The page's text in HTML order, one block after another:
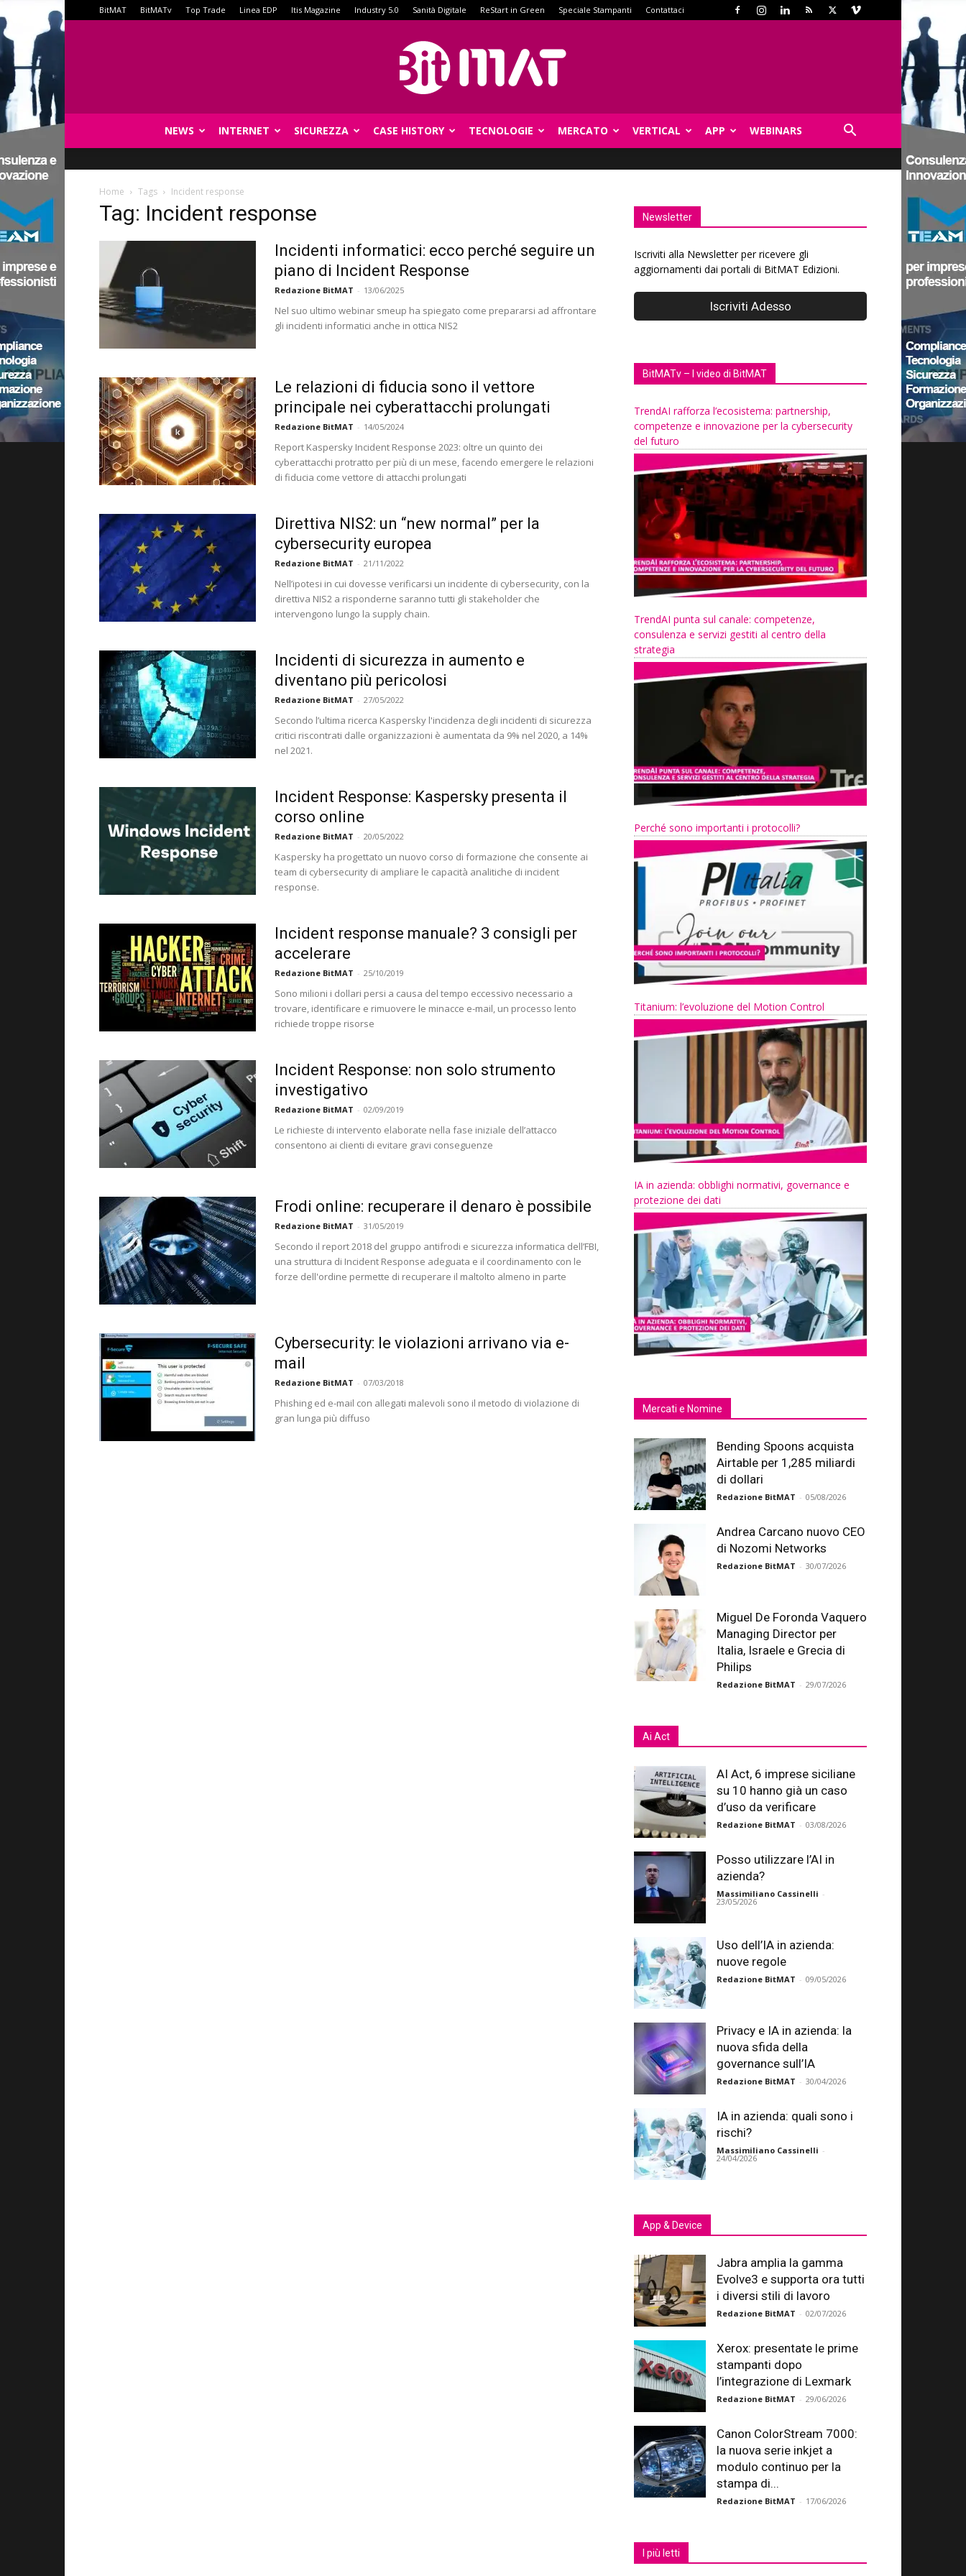
BitMAT BitMATv Top Trade Linea EDP Itis Magazine Industry 5.0 Sanità Digitale ReStart in Green Speciale Stampanti Contattaci
NEWS INTERNET SICUREZZA CASE HISTORY TECNOLOGIE MERCATO VERTICAL APP WEBINARS
Home Tags Incident response
Tag: Incident response
Incidenti informatici: ecco perché seguire un
piano di Incident Response
Redazione BitMAT - 13/06/2025
Nel suo ultimo webinar smeup ha spiegato come prepararsi ad affrontare
gli incidenti informatici anche in ottica NIS2
Le relazioni di fiducia sono il vettore
principale nei cyberattacchi prolungati
Redazione BitMAT - 14/05/2024
Report Kaspersky Incident Response 2023: oltre un quinto dei
cyberattacchi protratto per più di un mese, facendo emergere le relazioni
di fiducia come vettore di attacchi prolungati
Direttiva NIS2: un “new normal” per la
cybersecurity europea
Redazione BitMAT - 21/11/2022
Nell’ipotesi in cui dovesse verificarsi un incidente di cybersecurity, con la
direttiva NIS2 a risponderne saranno tutti gli stakeholder che
intervengono lungo la supply chain.
Incidenti di sicurezza in aumento e
diventano più pericolosi
Redazione BitMAT - 27/05/2022
Secondo l’ultima ricerca Kaspersky l'incidenza degli incidenti di sicurezza
critici riscontrati dalle organizzazioni è aumentata da 9% nel 2020, a 14%
nel 2021.
Incident Response: Kaspersky presenta il
corso online
Redazione BitMAT - 20/05/2022
Kaspersky ha progettato un nuovo corso di formazione che consente ai
team di cybersecurity di ampliare le capacità analitiche di incident
response.
Incident response manuale? 3 consigli per
accelerare
Redazione BitMAT - 25/10/2019
Sono milioni i dollari persi a causa del tempo eccessivo necessario a
trovare, identificare e rimuovere le minacce e-mail, un processo lento
richiede troppe risorse
Incident Response: non solo strumento
investigativo
Redazione BitMAT - 02/09/2019
Le richieste di intervento elaborate nella fase iniziale dell’attacco
consentono ai clienti di evitare gravi conseguenze
Frodi online: recuperare il denaro è possibile
Redazione BitMAT - 31/05/2019
Secondo il report 2018 del gruppo antifrodi e sicurezza informatica dell’FBI,
una struttura di Incident Response adeguata e il coordinamento con le
forze dell'ordine permette di recuperare il maltolto almeno in parte
Cybersecurity: le violazioni arrivano via e-
mail
Redazione BitMAT - 07/03/2018
Phishing ed e-mail con allegati malevoli sono il metodo di violazione di
gran lunga più diffuso
Newsletter
Iscriviti alla Newsletter per ricevere gli
aggiornamenti dai portali di BitMAT Edizioni.
BitMATv – I video di BitMAT
TrendAI rafforza l’ecosistema: partnership,
competenze e innovazione per la cybersecurity
del futuro
TrendAI punta sul canale: competenze,
consulenza e servizi gestiti al centro della
strategia
Perché sono importanti i protocolli?
Titanium: l’evoluzione del Motion Control
IA in azienda: obblighi normativi, governance e
protezione dei dati
Mercati e Nomine
Bending Spoons acquista
Airtable per 1,285 miliardi
di dollari
Redazione BitMAT - 05/08/2026
Andrea Carcano nuovo CEO
di Nozomi Networks
Redazione BitMAT - 30/07/2026
Miguel De Foronda Vaquero
Managing Director per
Italia, Israele e Grecia di
Philips
Redazione BitMAT - 29/07/2026
Ai Act
AI Act, 6 imprese siciliane
su 10 hanno già un caso
d’uso da verificare
Redazione BitMAT - 03/08/2026
Posso utilizzare l’AI in
azienda?
Massimiliano Cassinelli -
23/05/2026
Uso dell’IA in azienda:
nuove regole
Redazione BitMAT - 09/05/2026
Privacy e IA in azienda: la
nuova sfida della
governance sull’IA
Redazione BitMAT - 30/04/2026
IA in azienda: quali sono i
rischi?
Massimiliano Cassinelli -
24/04/2026
App & Device
Jabra amplia la gamma
Evolve3 e supporta ora tutti
i diversi stili di lavoro
Redazione BitMAT - 02/07/2026
Xerox: presentate le prime
stampanti dopo
l’integrazione di Lexmark
Redazione BitMAT - 29/06/2026
Canon ColorStream 7000:
la nuova serie inkjet a
modulo continuo per la
stampa di...
Redazione BitMAT - 17/06/2026
I più letti